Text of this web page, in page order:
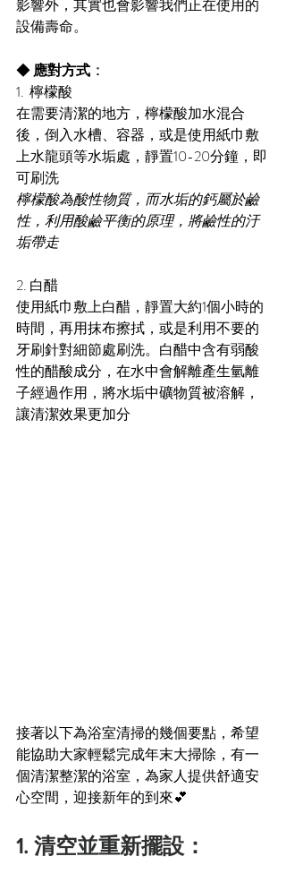
影響外，其實也會影響我們正在使用的
設備壽命。
◆ 應對方式 ：
1.  檸檬酸
在需要清潔的地方，檸檬酸加水混合
後，倒入水槽、容器，或是使用紙巾敷
上水龍頭等水垢處，靜置10-20分鐘，即
可刷洗
檸檬酸為酸性物質，而水垢的鈣屬於鹼
性，利用酸鹼平衡的原理，將鹼性的汙
垢帶走
2. 白醋
使用紙巾敷上白醋，靜置大約1個小時的
時間，再用抹布擦拭，或是利用不要的
牙刷針對細節處刷洗。白醋中含有弱酸
性的醋酸成分，在水中會解離產生氫離
子經過作用，將水垢中礦物質被溶解，
讓清潔效果更加分
接著以下為浴室清掃的幾個要點，希望
能協助大家輕鬆完成年末大掃除，有一
個清潔整潔的浴室，為家人提供舒適安
心空間，迎接新年的到來💕
1. 清空並重新擺設：